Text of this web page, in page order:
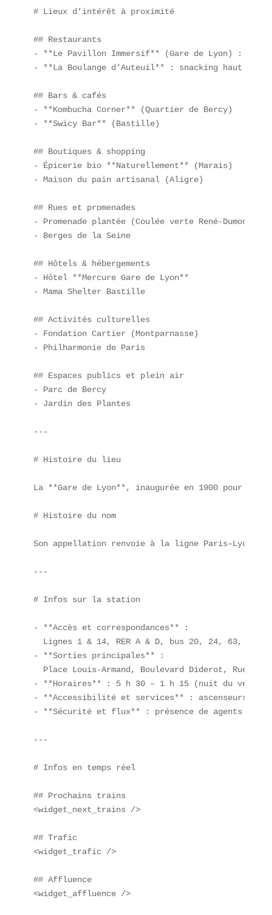
# Lieux d’intérêt à proximité
## Restaurants
- **Le Pavillon Immersif** (Gare de Lyon) :
- **La Boulange d’Auteuil** : snacking haut de
## Bars & cafés
- **Kombucha Corner** (Quartier de Bercy)
- **Swicy Bar** (Bastille)
## Boutiques & shopping
- Épicerie bio **Naturellement** (Marais)
- Maison du pain artisanal (Aligre)
## Rues et promenades
- Promenade plantée (Coulée verte René-Dumont)
- Berges de la Seine
## Hôtels & hébergements
- Hôtel **Mercure Gare de Lyon**
- Mama Shelter Bastille
## Activités culturelles
- Fondation Cartier (Montparnasse)
- Philharmonie de Paris
## Espaces publics et plein air
- Parc de Bercy
- Jardin des Plantes
---
# Histoire du lieu
La **Gare de Lyon**, inaugurée en 1900 pour
# Histoire du nom
Son appellation renvoie à la ligne
---
# Infos sur la station
- **Accès et correspondances** :
Lignes 1 & 14, RER A & D, bus 20, 24, 63,
- **Sorties principales** :
Place Louis-Armand, Boulevard Diderot, Rue
- **Horaires** : 5 h 30 – 1 h 15 (nuit du
- **Accessibilité et services** : ascenseurs,
- **Sécurité et flux** : présence de agents
---
# Infos en temps réel
## Prochains trains
<widget_next_trains />
## Trafic
<widget_trafic />
## Affluence
<widget_affluence />